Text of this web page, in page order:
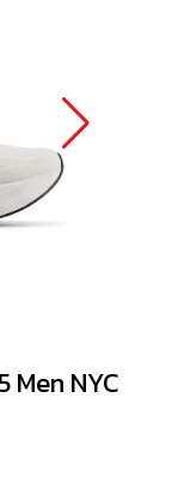
Men NYC